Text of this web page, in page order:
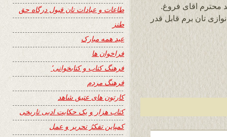
محترم اقای فروغ.
تان برم قابل قدر
طاعات و عبادات تان قبول درگاه حق
طنز
عید همه مبارک
فراخوان ها
فرهنگ کتاب و کتابخوانی٬
فرهنگ مردم
کارتون های عتیق شاهد
کتاب هزار و یک حکایت ادبی تاریخی
کمپاین تفکرُ تحریر و عمل